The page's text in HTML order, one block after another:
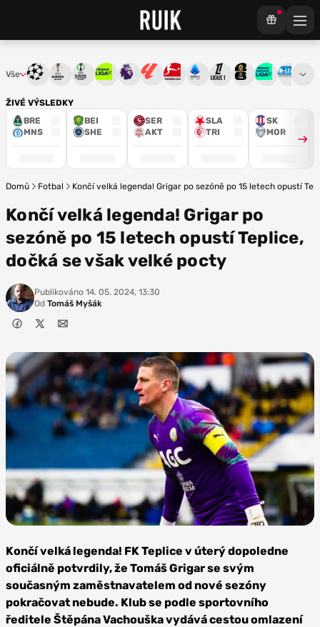
ŽIVÉ VÝSLEDKY
BRE
MNS
BEI
SHE
SER
AKT
SLA
TRI
SK
MOR
Vše Liga mistrůEvropská liga
Konferenční liga
Chance ligaPremier League
La LigaBundesliga
Serie ALigue 1Mistrovství světa
Chance3. ČFL
Domů Fotbal Končí velká legenda! Grigar po sezóně po 15 letech opustí
Končí velká legenda! Grigar po
sezóně po 15 letech opustí Teplice,
dočká se však velké pocty
Publikováno 14. 05. 2024, 13:30
Od Tomáš Myšák
Teplice
Končí velká legenda! FK Teplice v úterý dopoledne
oficiálně potvrdily, že Tomáš Grigar se svým
současným zaměstnavatelem od nové sezóny
pokračovat nebude. Klub se podle sportovního
ředitele Štěpána Vachouška vydává cestou omlazení